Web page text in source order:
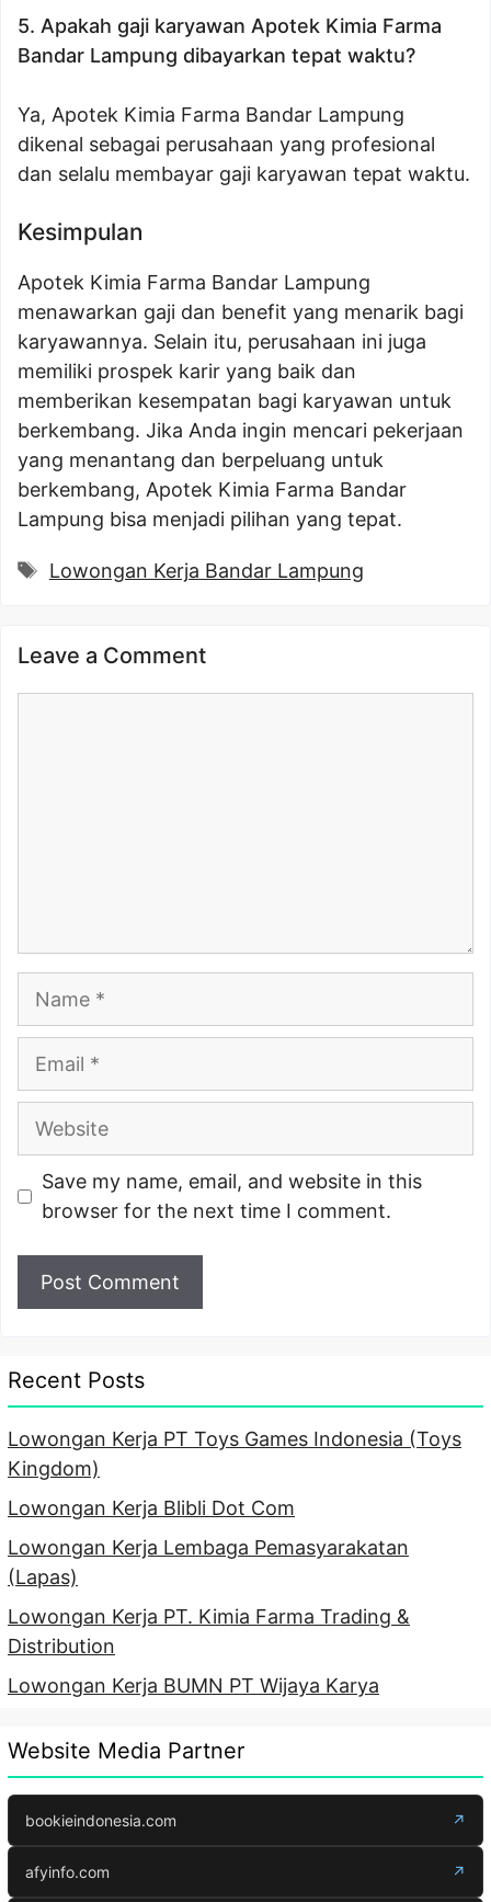
5. Apakah gaji karyawan Apotek Kimia Farma
Bandar Lampung dibayarkan tepat waktu?
Ya, Apotek Kimia Farma Bandar Lampung
dikenal sebagai perusahaan yang profesional
dan selalu membayar gaji karyawan tepat waktu.
Kesimpulan
Apotek Kimia Farma Bandar Lampung
menawarkan gaji dan benefit yang menarik bagi
karyawannya. Selain itu, perusahaan ini juga
memiliki prospek karir yang baik dan
memberikan kesempatan bagi karyawan untuk
berkembang. Jika Anda ingin mencari pekerjaan
yang menantang dan berpeluang untuk
berkembang, Apotek Kimia Farma Bandar
Lampung bisa menjadi pilihan yang tepat.
Tags
Lowongan Kerja Bandar Lampung
Leave a Comment
Website
Save my name, email, and website in this
browser for the next time I comment.
Recent Posts
Lowongan Kerja PT Toys Games Indonesia (Toys
Kingdom)
Lowongan Kerja Blibli Dot Com
Lowongan Kerja Lembaga Pemasyarakatan
(Lapas)
Lowongan Kerja PT. Kimia Farma Trading &
Distribution
Lowongan Kerja BUMN PT Wijaya Karya
Website Media Partner
bookieindonesia.com ↗
afyinfo.com ↗